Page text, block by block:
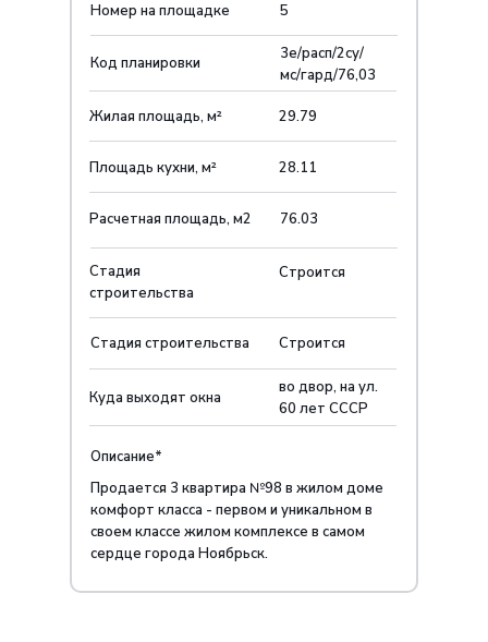
Номер на площадке 5
Код планировки
3е/расп/2су/
мс/гард/76,03
Стадия
строительства
Строится
Жилая площадь, м² 29.79
Площадь кухни, м² 28.11
Расчетная площадь, м2 76.03
Стадия строительства Строится
Куда выходят окна
во двор, на ул.
60 лет СССР
Описание*
Продается 3 квартира №98 в жилом доме
комфорт класса - первом и уникальном в
своем классе жилом комплексе в самом
сердце города Ноябрьск.